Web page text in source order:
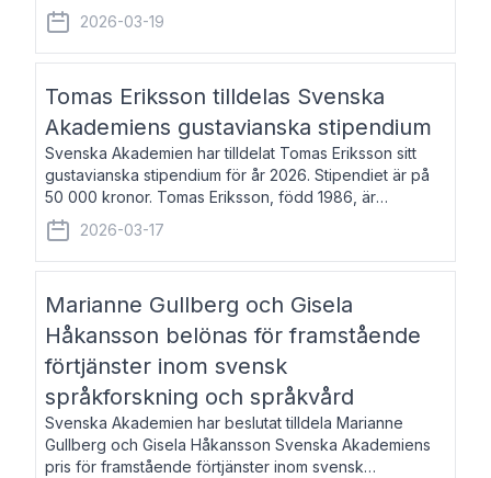
född 1965, är professor i nordiska språk vid Göteborgs
universitet. Han disputerade 2004 på avhan
2026-03-19
Tomas Eriksson tilldelas Svenska
Akademiens gustavianska stipendium
Svenska Akademien har tilldelat Tomas Eriksson sitt
gustavianska stipendium för år 2026. Stipendiet är på
50 000 kronor. Tomas Eriksson, född 1986, är
projektledare inom marknadsföring och författare och
utkom i fjol med boken Syndabocken.
2026-03-17
Marianne Gullberg och Gisela
Håkansson belönas för framstående
förtjänster inom svensk
språkforskning och språkvård
Svenska Akademien har beslutat tilldela Marianne
Gullberg och Gisela Håkansson Svenska Akademiens
pris för framstående förtjänster inom svensk